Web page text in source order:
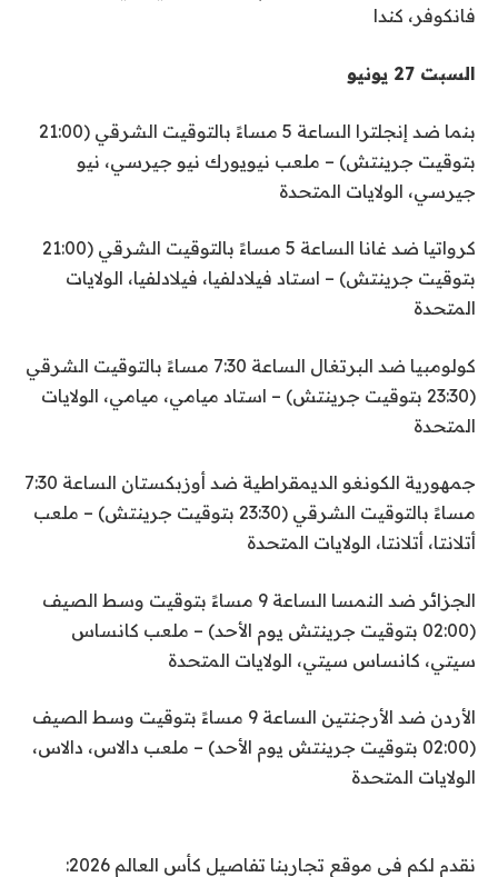
فانكوفر، كندا
السبت 27 يونيو
بنما ضد إنجلترا الساعة 5 مساءً بالتوقيت الشرقي (21:00
بتوقيت جرينتش) – ملعب نيويورك نيو جيرسي، نيو
جيرسي، الولايات المتحدة
كرواتيا ضد غانا الساعة 5 مساءً بالتوقيت الشرقي (21:00
بتوقيت جرينتش) – استاد فيلادلفيا، فيلادلفيا، الولايات
المتحدة
كولومبيا ضد البرتغال الساعة 7:30 مساءً بالتوقيت الشرقي
(23:30 بتوقيت جرينتش) – استاد ميامي، ميامي، الولايات
المتحدة
جمهورية الكونغو الديمقراطية ضد أوزبكستان الساعة 7:30
مساءً بالتوقيت الشرقي (23:30 بتوقيت جرينتش) – ملعب
أتلانتا، أتلانتا، الولايات المتحدة
الجزائر ضد النمسا الساعة 9 مساءً بتوقيت وسط الصيف
(02:00 بتوقيت جرينتش يوم الأحد) – ملعب كانساس
سيتي، كانساس سيتي، الولايات المتحدة
الأردن ضد الأرجنتين الساعة 9 مساءً بتوقيت وسط الصيف
(02:00 بتوقيت جرينتش يوم الأحد) – ملعب دالاس، دالاس،
الولايات المتحدة
نقدم لكم في موقع تجاربنا تفاصيل كأس العالم 2026: